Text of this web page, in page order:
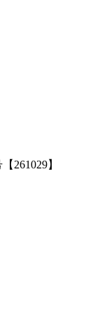
261029】